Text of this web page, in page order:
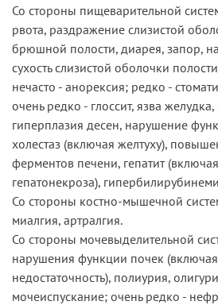
Со стороны пищеварительной
рвота, раздражение слизистой
брюшной полости, диарея, запор,
сухость слизистой оболочки
нечасто - анорексия; редко -
очень редко - глоссит, язва желудка,
гиперплазия десен, нарушение
холестаз (включая желтуху),
ферментов печени, гепатит
гепатонекроза),
Со стороны костно-мышечной
миалгия, артралгия.
Со стороны мочевыделительной
нарушения функции почек
недостаточность), полиурия,
мочеиспускание; очень редко -